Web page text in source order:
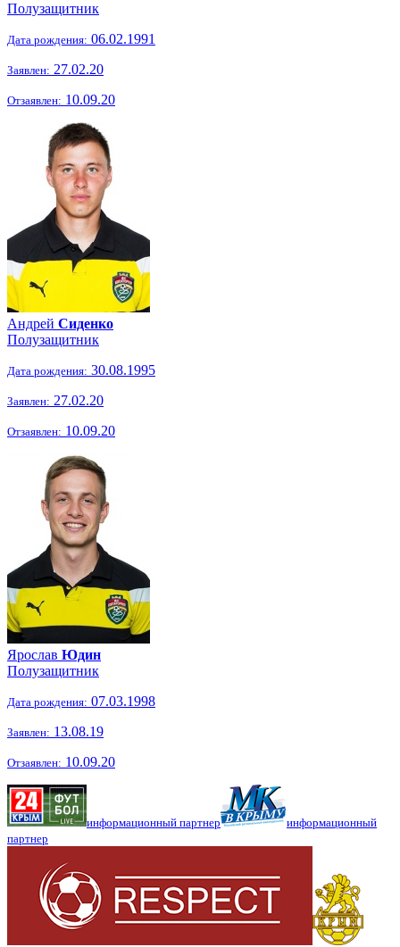
Полузащитник
Дата рождения: 06.02.1991
Заявлен: 27.02.20
Отзаявлен: 10.09.20
Андрей Сиденко
Полузащитник
Дата рождения: 30.08.1995
Заявлен: 27.02.20
Отзаявлен: 10.09.20
Ярослав Юдин
Полузащитник
Дата рождения: 07.03.1998
Заявлен: 13.08.19
Отзаявлен: 10.09.20
информационный партнер
информационный
партнер